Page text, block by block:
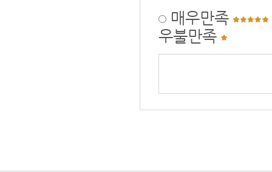
매우만족
우불만족